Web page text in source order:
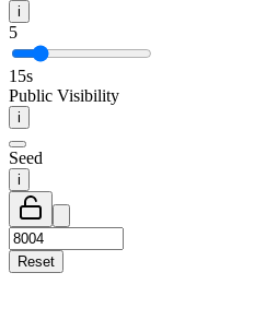
i
5
15s
Public Visibility
i
Seed
i
Reset